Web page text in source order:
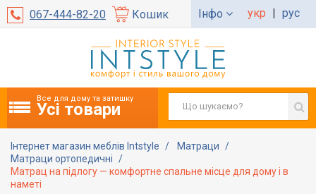
067-444-82-20 Кошик Інфо укр | рус
Все для дому та затишку
Усі товари
Інтернет магазин меблів Intstyle
Матраци
Матраци ортопедичні
Матрац на підлогу — комфортне спальне місце для дому і в
наметі